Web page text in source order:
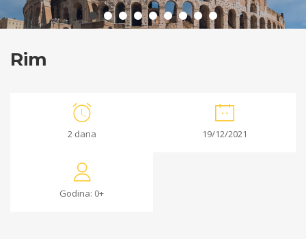
Rim
2 dana 19/12/2021
Godina: 0+